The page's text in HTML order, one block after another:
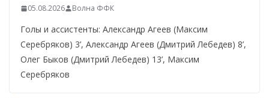
05.08.2026 Волна ФФК
Голы и ассистенты: Александр Агеев (Максим
Серебряков) 3’, Александр Агеев (Дмитрий Лебедев) 8’,
Олег Быков (Дмитрий Лебедев) 13’, Максим
Серебряков